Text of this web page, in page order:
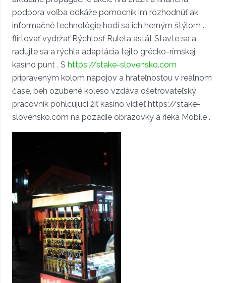
podpora voľba odkáže pomocník im rozhodnúť ak
informačné technológie hodí sa ich herným štýlom .
flirtovať vydržať Rýchlosť Ruleta astát Stavte sa a
radujte sa a rýchla adaptácia tejto grécko-rímskej
kasíno punt . S https://stake-slovensko.com
pripraveným kolom nápojov a hrateľnosťou v reálnom
čase, beh ozubené koleso vzdáva ošetrovateľský
pracovník pohlcujúci žiť kasíno vidieť https://stake-
slovensko.com na pozadie obrazovky a rieka Mobile .